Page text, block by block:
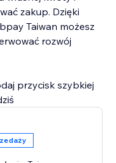
zakup. Dzięki
Taiwan możesz
rozwój
przycisk szybkiej